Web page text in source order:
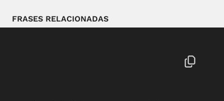
FRASES RELACIONADAS